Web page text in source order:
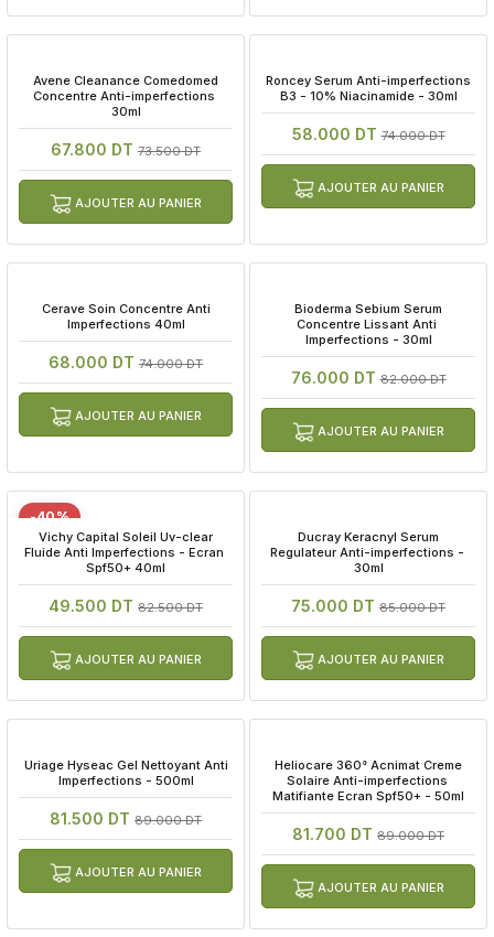
Avene Cleanance Comedomed
Concentre Anti-imperfections
30ml
67.800 DT 73.500 DT
AJOUTER AU PANIER
Roncey Serum Anti-imperfections
B3 - 10% Niacinamide - 30ml
58.000 DT74.000 DT
AJOUTER AU PANIER
Cerave Soin Concentre Anti
Imperfections 40ml
68.000 DT 74.000 DT
AJOUTER AU PANIER
Bioderma Sebium Serum
Concentre Lissant Anti
Imperfections - 30ml
76.000 DT82.000 DT
AJOUTER AU PANIER
-40%
Vichy Capital Soleil Uv-clear
Fluide Anti Imperfections - Ecran
Spf50+ 40ml
49.500 DT 82.500 DT
AJOUTER AU PANIER
Ducray Keracnyl Serum
Regulateur Anti-imperfections -
30ml
75.000 DT 85.000 DT
AJOUTER AU PANIER
Uriage Hyseac Gel Nettoyant Anti
Imperfections - 500ml
81.500 DT 89.000 DT
AJOUTER AU PANIER
Heliocare 360° Acnimat Creme
Solaire Anti-imperfections
Matifiante Ecran Spf50+ - 50ml
81.700 DT 89.000 DT
AJOUTER AU PANIER